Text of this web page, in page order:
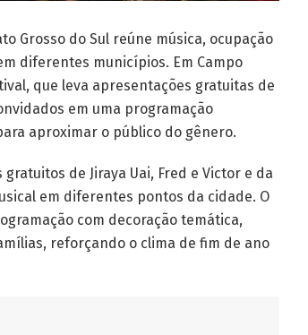
Grosso do Sul reúne música, ocupação
diferentes municípios. Em Campo
que leva apresentações gratuitas de
em uma programação
aproximar o público do gênero.
de Jiraya Uai, Fred e Victor e da
em diferentes pontos da cidade. O
com decoração temática,
reforçando o clima de fim de ano